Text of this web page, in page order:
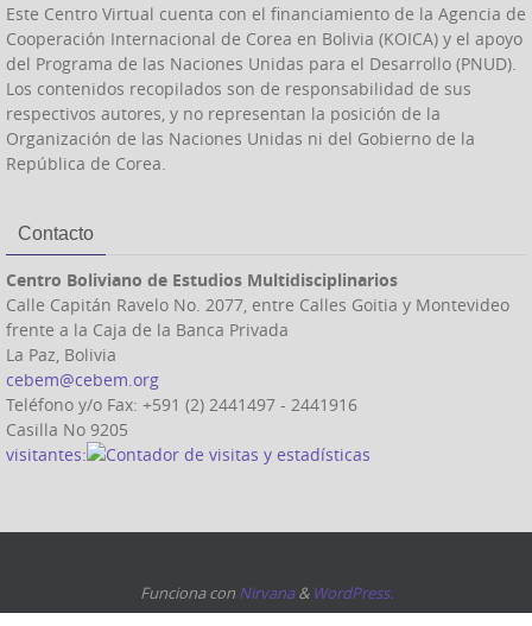
Este Centro Virtual cuenta con el financiamiento de la Agencia de
Cooperación Internacional de Corea en Bolivia (KOICA) y el apoyo
del Programa de las Naciones Unidas para el Desarrollo (PNUD).
Los contenidos recopilados son de responsabilidad de sus
respectivos autores, y no representan la posición de la
Organización de las Naciones Unidas ni del Gobierno de la
República de Corea.
Contacto
Centro Boliviano de Estudios Multidisciplinarios
Calle Capitán Ravelo No. 2077, entre Calles Goitia y Montevideo
frente a la Caja de la Banca Privada
La Paz, Bolivia
cebem@cebem.org
Teléfono y/o Fax: +591 (2) 2441497 - 2441916
Casilla No 9205
visitantes:
Funciona con Nirvana& WordPress.